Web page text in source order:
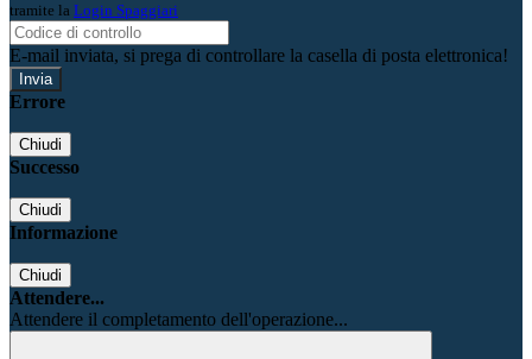
tramite la Login Spaggiari
E-mail inviata, si prega di controllare la casella di posta elettronica!
Errore
Chiudi
Successo
Chiudi
Informazione
Chiudi
Attendere...
Attendere il completamento dell'operazione...